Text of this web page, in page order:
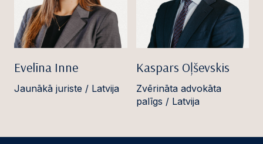
Evelīna Inne
Jaunākā juriste / Latvija
Kaspars Oļševskis
Zvērināta advokāta
palīgs / Latvija